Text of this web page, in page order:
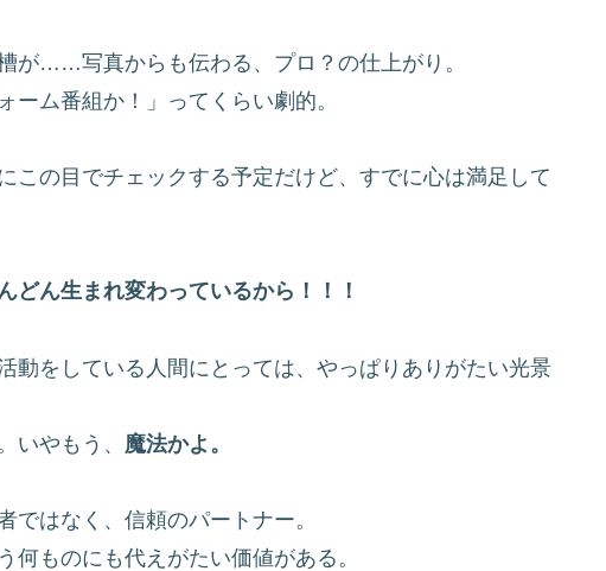
が……写真からも伝わる、プロ？の仕上がり。
ーム番組か！」ってくらい劇的。
この目でチェックする予定だけど、すでに心は満足して
どん生まれ変わっているから！！！
動をしている人間にとっては、やっぱりありがたい光景
いやもう、 魔法かよ。
ではなく、信頼のパートナー。
何ものにも代えがたい価値がある。